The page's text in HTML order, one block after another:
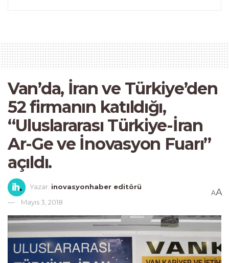
Van’da, İran ve Türkiye’den
52 firmanın katıldığı,
“Uluslararası Türkiye-İran
Ar-Ge ve İnovasyon Fuarı”
açıldı.
Yazar: inovasyonhaber editörü
Mayıs 3, 2018
AA